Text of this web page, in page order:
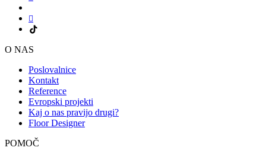
O NAS
Poslovalnice
Kontakt
Reference
Evropski projekti
Kaj o nas pravijo drugi?
Floor Designer
POMOČ